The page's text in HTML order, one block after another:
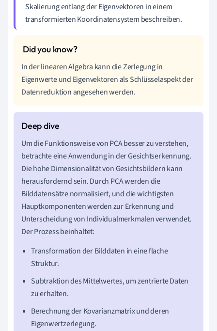
Skalierung entlang der Eigenvektoren in einem
transformierten Koordinatensystem beschreiben.
In der linearen Algebra kann die Zerlegung in
Eigenwerte und Eigenvektoren als Schlüsselaspekt der
Datenreduktion angesehen werden.
Um die Funktionsweise von PCA besser zu verstehen,
betrachte eine Anwendung in der Gesichtserkennung.
Die hohe Dimensionalität von Gesichtsbildern kann
herausfordernd sein. Durch PCA werden die
Bilddatensätze normalisiert, und die wichtigsten
Hauptkomponenten werden zur Erkennung und
Unterscheidung von Individualmerkmalen verwendet.
Der Prozess beinhaltet:
Transformation der Bilddaten in eine flache
Struktur.
Subtraktion des Mittelwertes, um zentrierte Daten
zu erhalten.
Berechnung der Kovarianzmatrix und deren
Eigenwertzerlegung.